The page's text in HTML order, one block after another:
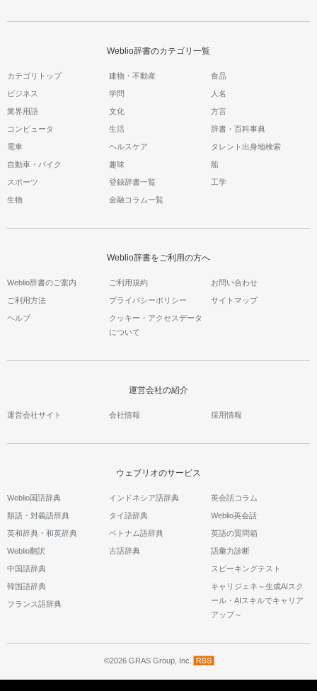
Weblio辞書のカテゴリ一覧
カテゴリトップ 建物・不動産 食品
ビジネス 学問 人名
業界用語 文化 方言
コンピュータ 生活 辞書・百科事典
電車 ヘルスケア タレント出身地検索
自動車・バイク 趣味 船
スポーツ 登録辞書一覧 工学
生物 金融コラム一覧
Weblio辞書をご利用の方へ
Weblio辞書のご案内 ご利用規約 お問い合わせ
ご利用方法 プライバシーポリシー サイトマップ
ヘルプ
クッキー・アクセスデータ
について
運営会社の紹介
運営会社サイト 会社情報 採用情報
ウェブリオのサービス
Weblio国語辞典
類語・対義語辞典
英和辞典・和英辞典
Weblio翻訳
中国語辞典
韓国語辞典
フランス語辞典
インドネシア語辞典
タイ語辞典
ベトナム語辞典
古語辞典
英会話コラム
Weblio英会話
英語の質問箱
語彙力診断
スピーキングテスト
キャリジェネ～生成AIスク
ール・AIスキルでキャリア
アップ～
©2026 GRAS Group, Inc.